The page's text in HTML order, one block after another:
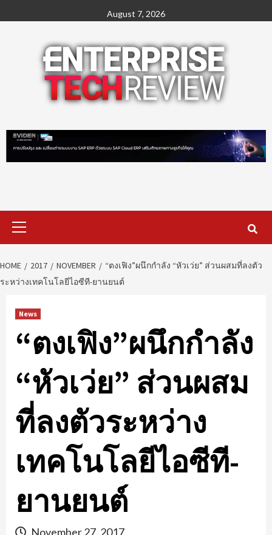
to
August 7, 2026
Primary
Menu
HOME 2017 NOVEMBER
“ตงเฟิง”ผนึกกำลัง “หัวเว่ย” ส่วนผสมที่ลงตัว
ระหว่างเทคโนโลยีไอซีที-ยานยนต์
News
“ตงเฟิง”ผนึกกำลัง
“หัวเว่ย” ส่วนผสม
ที่ลงตัวระหว่าง
เทคโนโลยีไอซีที-
ยานยนต์
November 27, 2017